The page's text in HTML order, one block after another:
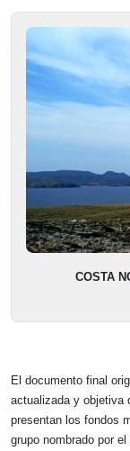
COSTA
El documento final
actualizada y objetiva
presentan los fondos
grupo nombrado por